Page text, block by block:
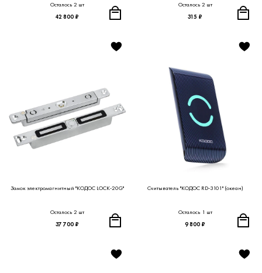
Осталось 2 шт
42 800 ₽
Осталось 2 шт
315 ₽
Замок электромагнитный "КОДОС LOCK-20G"
Осталось 2 шт
37 700 ₽
Считыватель "КОДОС RD-3101" (океан)
Осталось 1 шт
9 800 ₽